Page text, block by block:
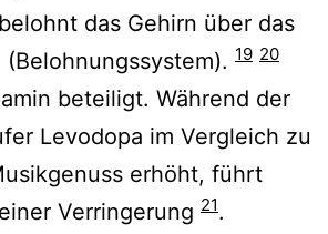
das Gehirn über das
(Belohnungssystem). 19 20
beteiligt. Während der
Levodopa im Vergleich zu
erhöht, führt
Verringerung 21.